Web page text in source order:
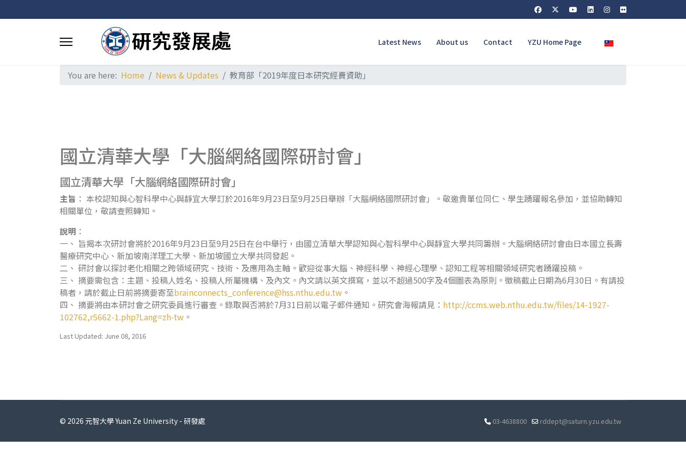
Latest News About us Contact YZU Home Page Select your language
You are here: Home News & Updates 教育部「2019年度日本研究經費資助」
國立清華大學「大腦網絡國際研討會」
國立清華大學「大腦網絡國際研討會」
主旨 ： 本校認知與心智科學中心與靜宜大學訂於2016年9月23日至9月25日舉辦「大腦網絡國際研討會」。敬邀貴單位同仁、學生踴躍報名參加，並協助轉知
相關單位，敬請查照轉知。
說明 ：
一、 旨揭本次研討會將於2016年9月23日至9月25日在台中舉行，由國立清華大學認知與心智科學中心與靜宜大學共同籌辦。大腦網絡研討會由日本國立長壽
醫療研究中心、新加坡南洋理工大學、新加坡國立大學共同發起。
二、 研討會以探討老化相關之跨領域研究、技術、及應用為主軸。歡迎從事大腦、神經科學、神經心理學、認知工程等相關領域研究者踴躍投稿。
三、 摘要需包含：主題、投稿人姓名、投稿人所屬機構、及內文。內文請以英文撰寫，並以不超過500字及4個圖表為原則。徵稿截止日期為6月30日。有請投
稿者，請於截止日前將摘要寄至brainconnects_conference@hss.nthu.edu.tw 。
四、 摘要將由本研討會之研究委員進行審查。錄取與否將於7月31日前以電子郵件通知。研究會海報請見： http://ccms.web.nthu.edu.tw/files/14-1927-
102762,r5662-1.php?Lang=zh-tw 。
Last Updated: June 08, 2016
© 2026 元智大學 Yuan Ze University - 研發處 03-4638800 rddept@saturn.yzu.edu.tw